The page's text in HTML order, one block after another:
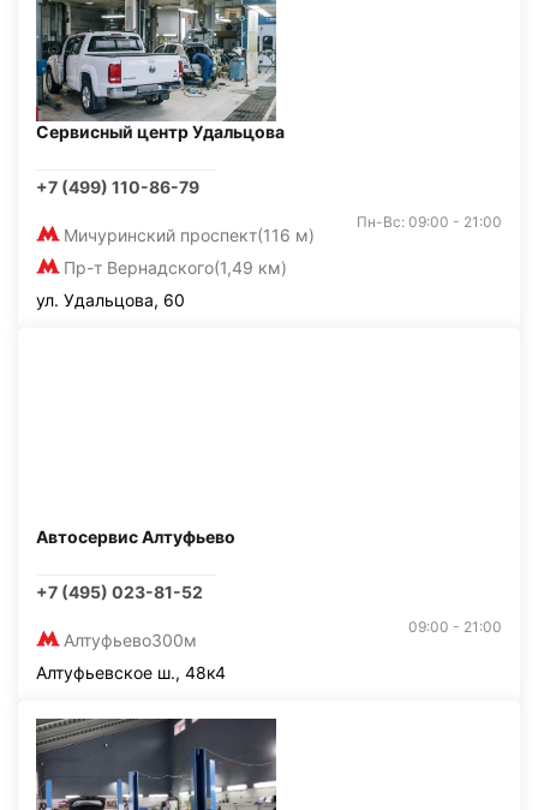
Сервисный центр Удальцова
+7 (499) 110-86-79
Мичуринский проспект(116 м)
Пр-т Вернадского(1,49 км)
Пн-Вс: 09:00 - 21:00
ул. Удальцова, 60
Автосервис Алтуфьево
+7 (495) 023-81-52
Алтуфьево300м
09:00 - 21:00
Алтуфьевское ш., 48к4